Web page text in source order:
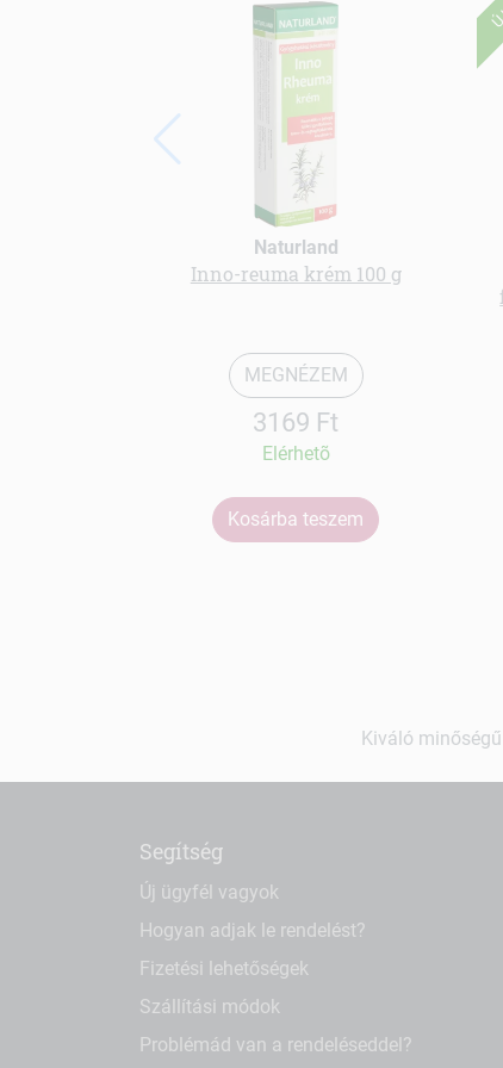
Naturland
Inno-reuma krém 100 g
MEGNÉZEM
3169 Ft
Elérhetõ
Kosárba teszem
Kiváló
Segítség
Új ügyfél vagyok
Hogyan adjak le rendelést?
Fizetési lehetőségek
Szállítási módok
Problémád van a rendeléseddel?